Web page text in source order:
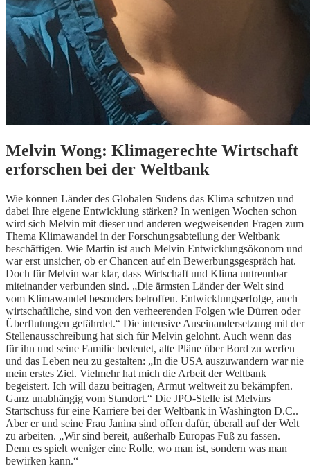
Melvin Wong: Klimagerechte Wirtschaft
erforschen bei der Weltbank
Wie können Länder des Globalen Südens das Klima schützen und
dabei Ihre eigene Entwicklung stärken? In wenigen Wochen schon
wird sich Melvin mit dieser und anderen wegweisenden Fragen zum
Thema Klimawandel in der Forschungsabteilung der Weltbank
beschäftigen. Wie Martin ist auch Melvin Entwicklungsökonom und
war erst unsicher, ob er Chancen auf ein Bewerbungsgespräch hat.
Doch für Melvin war klar, dass Wirtschaft und Klima untrennbar
miteinander verbunden sind. „Die ärmsten Länder der Welt sind
vom Klimawandel besonders betroffen. Entwicklungserfolge, auch
wirtschaftliche, sind von den verheerenden Folgen wie Dürren oder
Überflutungen gefährdet.“ Die intensive Auseinandersetzung mit der
Stellenausschreibung hat sich für Melvin gelohnt. Auch wenn das
für ihn und seine Familie bedeutet, alte Pläne über Bord zu werfen
und das Leben neu zu gestalten: „In die USA auszuwandern war nie
mein erstes Ziel. Vielmehr hat mich die Arbeit der Weltbank
begeistert. Ich will dazu beitragen, Armut weltweit zu bekämpfen.
Ganz unabhängig vom Standort.“ Die JPO-Stelle ist Melvins
Startschuss für eine Karriere bei der Weltbank in Washington D.C..
Aber er und seine Frau Janina sind offen dafür, überall auf der Welt
zu arbeiten. „Wir sind bereit, außerhalb Europas Fuß zu fassen.
Denn es spielt weniger eine Rolle, wo man ist, sondern was man
bewirken kann.“